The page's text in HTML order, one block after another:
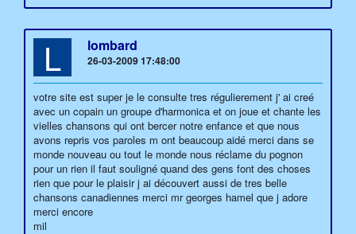
L lombard
26-03-2009 17:48:00
votre site est super je le consulte tres régulierement j' ai creé
avec un copain un groupe d'harmonica et on joue et chante les
vielles chansons qui ont bercer notre enfance et que nous
avons repris vos paroles m ont beaucoup aidé merci dans se
monde nouveau ou tout le monde nous réclame du pognon
pour un rien il faut souligné quand des gens font des choses
rien que pour le plaisir j ai découvert aussi de tres belle
chansons canadiennes merci mr georges hamel que j adore
merci encore
mil